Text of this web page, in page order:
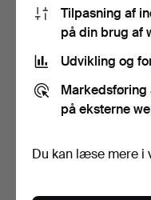
highlight, as is the
upholstered pine
Welcome to Palsgaard
Her er
matcher din
Tilpasning af
på din brug af
Udvikling og
Markedsføring
på eksterne
Du kan læse mere i